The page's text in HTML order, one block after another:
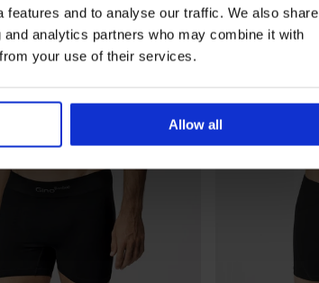
and to analyse our traffic. We also share
analytics partners who may combine it with
your use of their services.
Allow all